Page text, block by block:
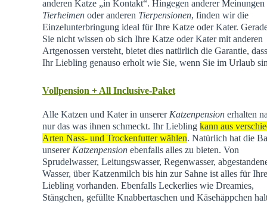
anderen Katze „in Kontakt“. Hingegen anderer Meinungen
Tierheimenoder anderen Tierpensionen, finden wir die
Einzelunterbringung ideal für Ihre Katze oder Kater.
Sie nicht wissen ob sich Ihre Katze oder Kater mit anderen
Artgenossen versteht, bietet dies natürlich die Garantie,
Ihr Liebling genauso erholt wie Sie, wenn Sie im Urlaub
Vollpension + All Inclusive-Paket
Alle Katzen und Kater in unserer Katzenpensionerhalten
nur das was ihnen schmeckt. Ihr Liebling kann aus
Arten Nass- und Trockenfutter wählen. Natürlich hat die
unserer Katzenpensionebenfalls alles zu bieten. Von
Sprudelwasser, Leitungswasser, Regenwasser,
Wasser, über Katzenmilch bis hin zur Sahne ist alles für
Liebling vorhanden. Ebenfalls Leckerlies wie Dreamies,
Stängchen, gefüllte Knabbertaschen und Käsehäppchen